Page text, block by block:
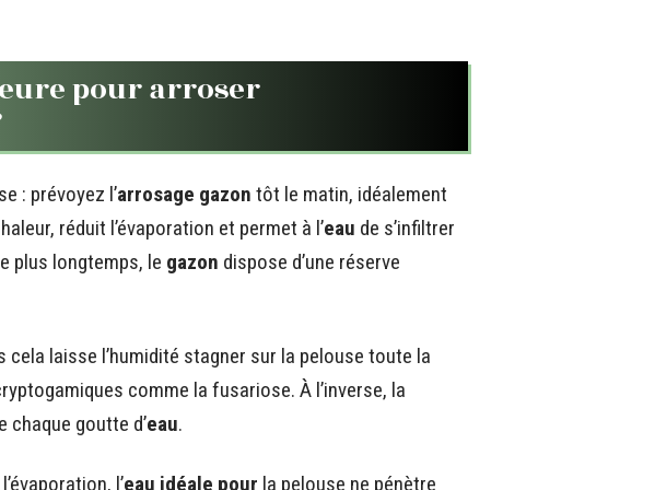
pour arroser
: prévoyez l’arrosage gazon tôt le matin, idéalement
réduit l’évaporation et permet à l’eau de s’infiltrer
plus longtemps, le gazon dispose d’une réserve
laisse l’humidité stagner sur la pelouse toute la
comme la fusariose. À l’inverse, la
goutte d’eau.
l’eau idéale pour la pelouse ne pénètre